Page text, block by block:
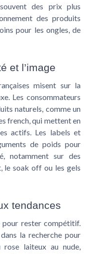
des prix plus
des produits
pour les ongles, de
et l’image
misent sur la
Les consommateurs
naturels, comme un
french, qui mettent en
actifs. Les labels et
de poids pour
notamment sur des
le soak off ou les gels
tendances
pour rester compétitif.
la recherche pour
rose laiteux au nude,